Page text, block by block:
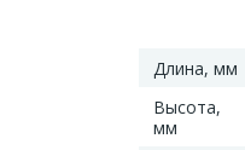
Длина, мм
Высота,
мм